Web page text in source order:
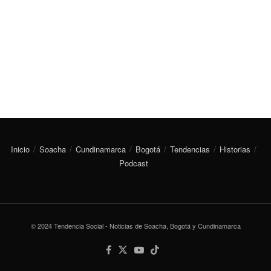
Inicio Soacha Cundinamarca Bogotá Tendencias
Historias
Podcast
© 2024 Tendencia Social - Noticias de Soacha, Bogotá y Cundinamarca